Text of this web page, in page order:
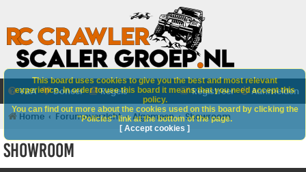
V&A Doneer Regels Aanmelden
Registreer
Home Forumoverzicht Algemeen Showroom
Showroom
This board uses cookies to give you the best and most relevant
experience. In order to use this board it means that you need accept this
policy.
You can find out more about the cookies used on this board by clicking the
"Policies" link at the bottom of the page.
[ Accept cookies ]